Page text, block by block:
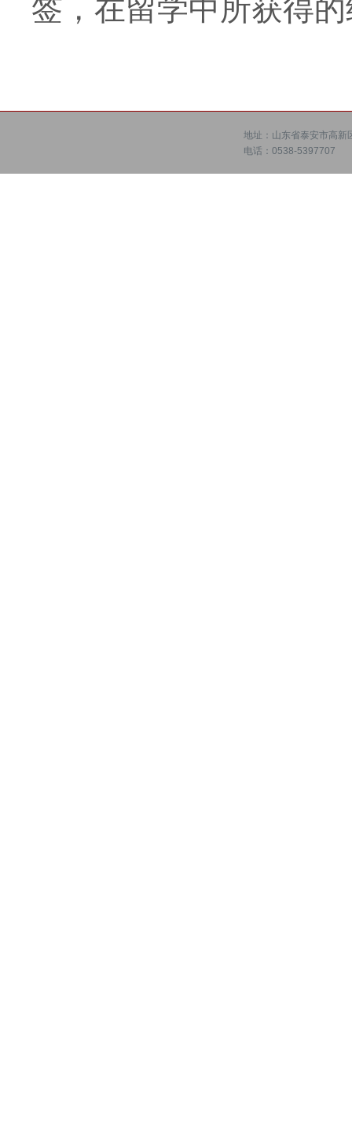
签，在留学中所获得
地址：山东省泰安市高新
电话：0538-5397707